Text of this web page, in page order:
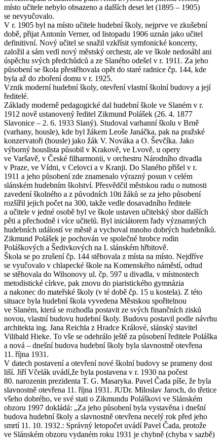
místo učitele nebylo obsazeno a dalších deset let (1895 – 1905)
se nevyučovalo.
V r. 1905 byl na místo učitele hudební školy, nejprve ve zkušební
době, přijat Antonín Verner, od listopadu 1906 uznán jako učitel
definitivní. Nový učitel se snažil vzkřísit symfonické koncerty,
založil a sám vedl nový městský orchestr, ale ve škole nedosáhl ani
úspěchu svých předchůdců a ze Slaného odešel v r. 1911. Za jeho
působení se škola přestěhovala opět do staré radnice čp. 144, kde
byla až do zboření domu v r. 1925.
Vznik moderní hudební školy, otevření vlastní školní budovy a její
ředitelé.
Základy moderně pedagogické dal hudební škole ve Slaném v r.
1912 nově ustanovený ředitel Zikmund Polášek (26. 4. 1877
Slavonice – 2. 6. 1933 Slaný). Studoval varhanní školu v Brně
(varhany, housle), kde byl žákem Leoše Janáčka, pak na pražské
konzervatoři (housle) jako žák V. Nováka a O. Ševčíka. Jako
výborný houslista působil v Krakově, ve Lvově, u opery
ve Varšavě, v České filharmonii, v orchestru Národního divadla
v Praze, ve Vídni, v Celovci a v Kranji. Do Slaného přišel v r.
1911 a jeho působení zde znamenalo výrazný posun v celém
slánském hudebním školství. Přesvědčil městskou radu o nutnosti
zavedení školného a z původních 10ti žáků se za jeho působení
rozšířil jejich počet na 300, takže vedle dosavadního ředitele
a učitele v jedné osobě byl ve škole ustaven učitelský sbor dalších
pěti a přechodně i více učitelů. Byl iniciátorem řady významných
hudebních událostí ve městě a vychoval mnoho dobrých hudebníků.
Zikmund Polášek je pochován ve společné hrobce rodin
Poláškových a Šedivkových na I. slánském hřbitově.
Škola se po zrušení čp. 144 stěhovala z místa na místo. Nejdříve
se vyučovalo v chlapecké škole na Komenského náměstí, odtud
se stěhovala do Wilsonovy ul. čp. 597 u divadla, v místnostech
metodistické církve, pak znovu do piaristického gymnázia
a nakonec do mateřské školy (v té době čp. 15 u kostela). Z této
situace byla hudební škola vyvedena Městskou spořitelnou
ve Slaném, která se rozhodla postavit ze svých finančních zisků
novou, vlastní budovu hudební školy. Budovu postavil podle návrhu
architekta ing. Jana Reichla z Hradce Králové, slánský stavitel
Vilibald Hieke. To vše se odehrálo ještě za působení ředitele Poláška
a nová – dnešní budova hudební školy byla slavnostně otevřena
11. října 1931.
V datech postavení a otevření nové školní budovy se prameny dost
liší. Jiří Včelák uvádí,že byla postavena v r. 1930 na počest
80. narozenin prezidenta T. G. Masaryka. Pavel Čada píše, že byla
slavnostně otevřena 11. října 1931. JUDr. Miloslav Jaroch, do třetice
všeho dobrého, ve své stati o Zikmundu Poláškovi ve Slánském
obzoru 1997 dokládá: „Za jeho působení byla vystavěna i dnešní
budova hudební školy a slavnostně otevřena necelý rok před jeho
smrtí 11. 10. 1932.: Správný letopočet uvádí Pavel Čada, protože
ve Slánském obzoru vydaném roku 1931 je chybně (chyba v sazbě)